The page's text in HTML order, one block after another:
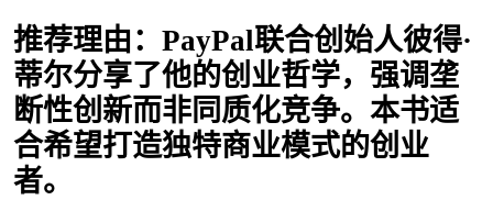
推荐理由：PayPal联合创始人彼得·
蒂尔分享了他的创业哲学，强调垄
断性创新而非同质化竞争。本书适
合希望打造独特商业模式的创业
者。